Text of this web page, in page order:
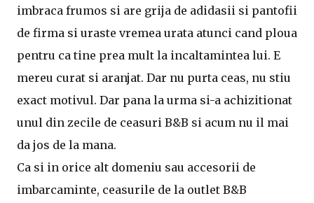
imbraca frumos si are grija de adidasii si pantofii
de firma si uraste vremea urata atunci cand ploua
pentru ca tine prea mult la incaltamintea lui. E
mereu curat si aranjat. Dar nu purta ceas, nu stiu
exact motivul. Dar pana la urma si-a achizitionat
unul din zecile de ceasuri B&B si acum nu il mai
da jos de la mana.
Ca si in orice alt domeniu sau accesorii de
imbarcaminte, ceasurile de la outlet B&B